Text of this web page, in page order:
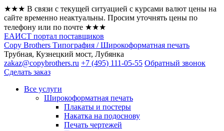
★★★ В связи с текущей ситуацией с курсами валют цены на
сайте временно неактуальны. Просим уточнять цены по
телефону или по почте ★★★
ЕАИСТ портал поставщиков
Copy Brothers Типография / Широкоформатная печать
Трубная, Кузнецкий мост, Лубянка
zakaz@copybrothers.ru +7 (495) 111-05-55 Обратный звонок
Сделать заказ
Все услуги
Широкоформатная печать
Плакаты и постеры
Накатка на подоснову
Печать чертежей